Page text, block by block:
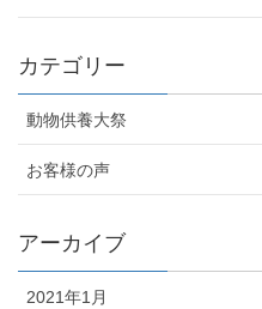
カテゴリー
動物供養大祭
お客様の声
アーカイブ
2021年1月